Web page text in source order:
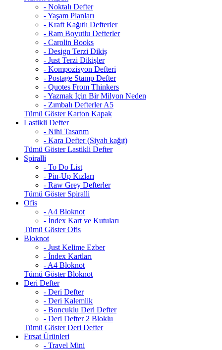
- Noktalı Defter
- Yaşam Planları
- Kraft Kağıtlı Defterler
- Ram Boyutlu Defterler
- Carolin Books
- Design Terzi Dikiş
- Just Terzi Dikişler
- Kompozisyon Defteri
- Postage Stamp Defter
- Quotes From Thinkers
- Yazmak İçin Bir Milyon Neden
- Zımbalı Defterler A5
Tümü Göster Karton Kapak
Lastikli Defter
- Nihi Tasarım
- Kara Defter (Siyah kağıt)
Tümü Göster Lastikli Defter
Spiralli
- To Do List
- Pin-Up Kızları
- Raw Grey Defterler
Tümü Göster Spiralli
Ofis
- A4 Bloknot
- İndex Kart ve Kutuları
Tümü Göster Ofis
Bloknot
- Just Kelime Ezber
- İndex Kartları
- A4 Bloknot
Tümü Göster Bloknot
Deri Defter
- Deri Defter
- Deri Kalemlik
- Boncuklu Deri Defter
- Deri Defter 2 Bloklu
Tümü Göster Deri Defter
Fırsat Ürünleri
- Travel Mini